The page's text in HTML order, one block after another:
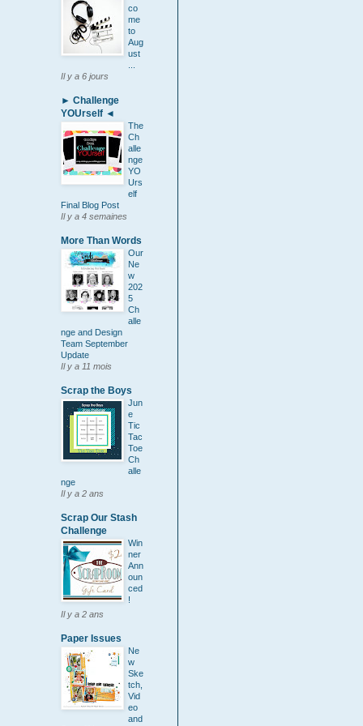
co
me
to
Aug
ust
Il y a 6 jours
► Challenge
YOUrself ◄
The
Ch
alle
nge
YO
Urs
elf
Final Blog Post
Il y a 4 semaines
More Than Words
Our
Ne
w
202
5
Ch
alle
nge and Design
Team September
Update
Il y a 11 mois
Scrap the Boys
Jun
e
Tic
Tac
Toe
Ch
alle
nge
Il y a 2 ans
Scrap Our Stash
Challenge
Win
ner
Ann
oun
ced
!
Il y a 2 ans
Paper Issues
Ne
w
Ske
tch,
Vid
eo
and